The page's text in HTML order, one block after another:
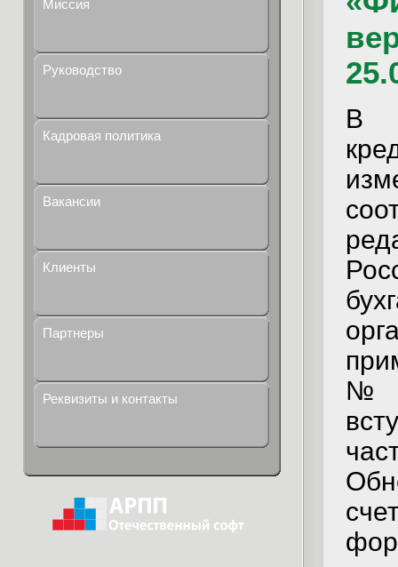
Миссия
Руководство
Кадровая политика
Вакансии
Клиенты
Партнеры
Реквизиты и контакты
В
№